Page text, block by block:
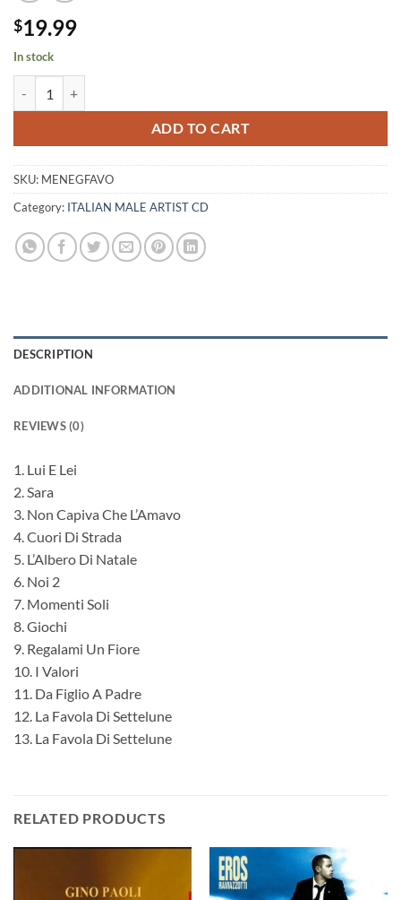
$19.99
In stock
ADD TO CART
SKU: MENEGFAVO
Category: ITALIAN MALE ARTIST CD
DESCRIPTION
ADDITIONAL INFORMATION
REVIEWS (0)
1. Lui E Lei
2. Sara
3. Non Capiva Che L’Amavo
4. Cuori Di Strada
5. L’Albero Di Natale
6. Noi 2
7. Momenti Soli
8. Giochi
9. Regalami Un Fiore
10. I Valori
11. Da Figlio A Padre
12. La Favola Di Settelune
13. La Favola Di Settelune
RELATED PRODUCTS